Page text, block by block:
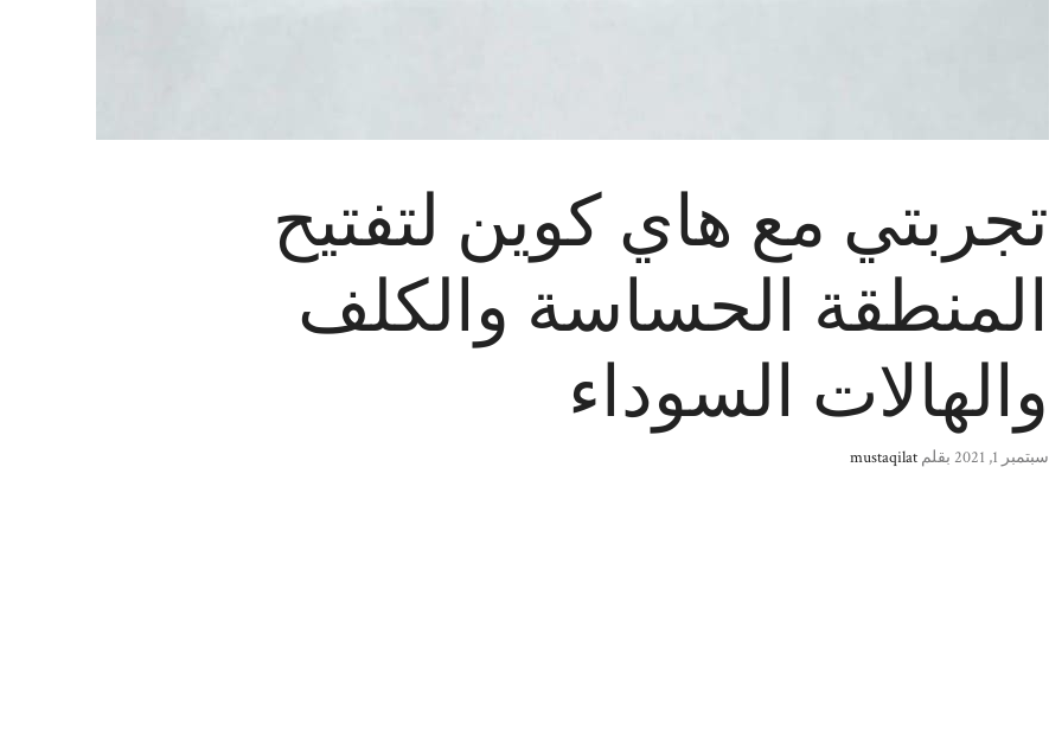
تجربتي مع هاي كوين لتفتيح
المنطقة الحساسة والكلف
والهالات السوداء
سبتمبر 1, 2021 بقلمmustaqilat